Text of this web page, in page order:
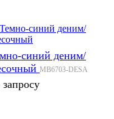
синий деним/
MB6703-DESA